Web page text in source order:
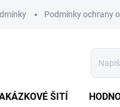
Podmínky ochrany
ŠITÍ